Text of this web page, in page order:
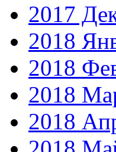
2017
2018
2018
2018
2018